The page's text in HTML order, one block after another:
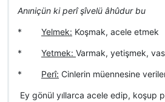
Anıniçün ki perî şîvelü âhûdur bu
* Yelmek: Koşmak, acele etmek
* Yetmek: Varmak, yetişmek,
* Perî: Cinlerin müennesine
 Ey gönül yıllarca acele edip,